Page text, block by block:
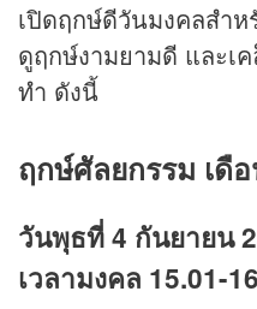
เปิดฤกษ์ดีวันมงคลสำห
ดูฤกษ์งามยามดี และเ
ทำ ดังนี้
ฤกษ์ศัลยกรรม เดื
วันพุธที่ 4 กันยายน
เวลามงคล 15.01-